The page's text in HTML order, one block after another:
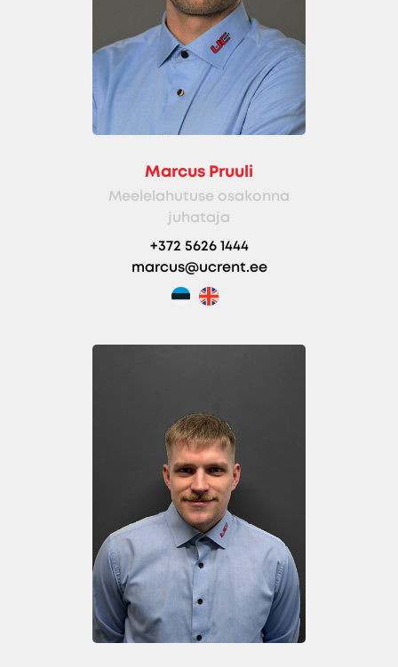
Marcus Pruuli
Meelelahutuse osakonna
juhataja
+372 5626 1444
marcus@ucrent.ee